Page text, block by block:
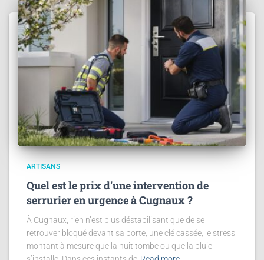
ARTISANS
Quel est le prix d’une intervention de
serrurier en urgence à Cugnaux ?
À Cugnaux, rien n’est plus déstabilisant que de se
retrouver bloqué devant sa porte, une clé cassée, le stress
montant à mesure que la nuit tombe ou que la pluie